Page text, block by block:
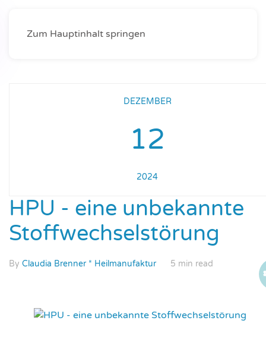
Zum Hauptinhalt springen
DEZEMBER
12
2024
HPU - eine unbekannte
Stoffwechselstörung
By Claudia Brenner * Heilmanufaktur 5 min read